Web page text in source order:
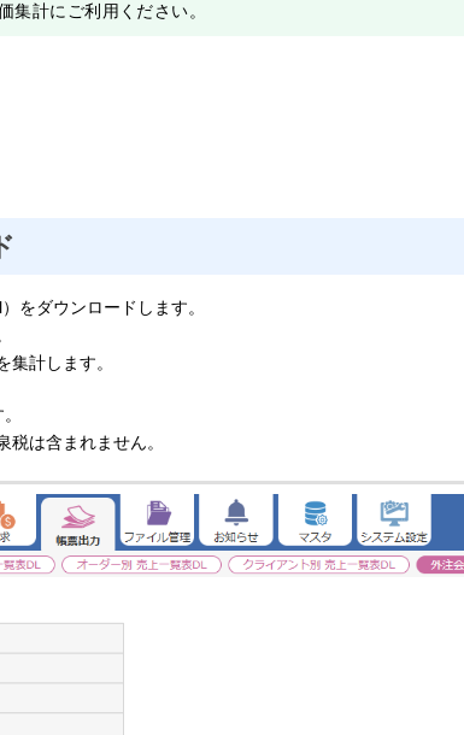
集計にご利用ください。
をダウンロードします。
計します。
は含まれません。